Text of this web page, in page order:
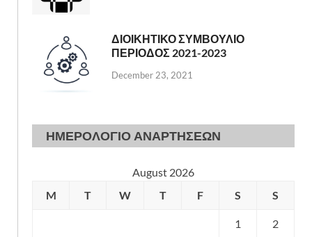
ΔΙΟΙΚΗΤΙΚΟ ΣΥΜΒΟΥΛΙΟ
ΠΕΡΙΟΔΟΣ 2021-2023
December 23, 2021
ΗΜΕΡΟΛΟΓΙΟ ΑΝΑΡΤΗΣΕΩΝ
August 2026
M
T W T F S S
1 2